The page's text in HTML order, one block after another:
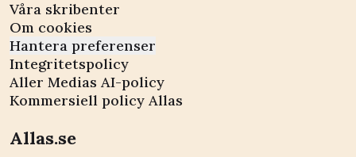
Våra skribenter
Om cookies
Hantera preferenser
Integritetspolicy
Aller Medias AI-policy
Kommersiell policy Allas
Allas.se